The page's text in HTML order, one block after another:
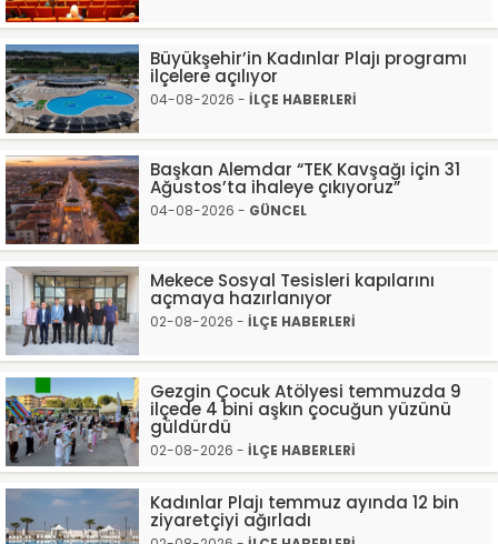
Büyükşehir’in Kadınlar Plajı programı
ilçelere açılıyor
04-08-2026 - İLÇE HABERLERİ
Başkan Alemdar “TEK Kavşağı için 31
Ağustos’ta ihaleye çıkıyoruz”
04-08-2026 - GÜNCEL
Mekece Sosyal Tesisleri kapılarını
açmaya hazırlanıyor
02-08-2026 - İLÇE HABERLERİ
Gezgin Çocuk Atölyesi temmuzda 9
ilçede 4 bini aşkın çocuğun yüzünü
güldürdü
02-08-2026 - İLÇE HABERLERİ
Kadınlar Plajı temmuz ayında 12 bin
ziyaretçiyi ağırladı